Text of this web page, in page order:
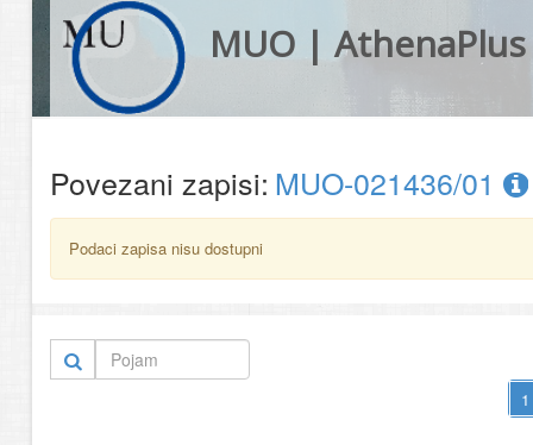
MUO | AthenaPlus
Povezani zapisi: MUO-021436/01
Podaci zapisa nisu dostupni